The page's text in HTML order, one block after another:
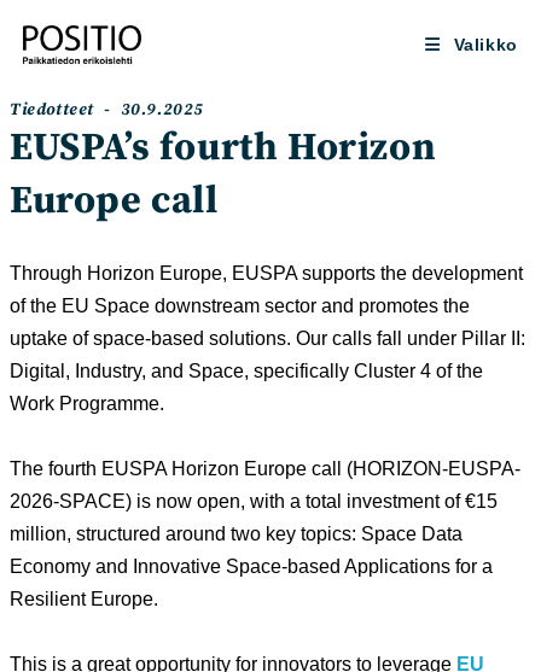
suoraan
sisältöön
Valikko
Artikkelin
kategoria:
Tiedotteet
Artikkeli
julkaistu:
30.9.2025
EUSPA’s fourth Horizon
Europe call
Through Horizon Europe, EUSPA supports the development
of the EU Space downstream sector and promotes the
uptake of space-based solutions. Our calls fall under Pillar II:
Digital, Industry, and Space, specifically Cluster 4 of the
Work Programme.
The fourth EUSPA Horizon Europe call (HORIZON-EUSPA-
2026-SPACE) is now open, with a total investment of €15
million, structured around two key topics: Space Data
Economy and Innovative Space-based Applications for a
Resilient Europe.
This is a great opportunity for innovators to leverage EU